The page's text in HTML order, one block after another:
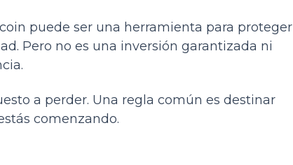
puede ser una herramienta para proteger
Pero no es una inversión garantizada ni
a perder. Una regla común es destinar
comenzando.